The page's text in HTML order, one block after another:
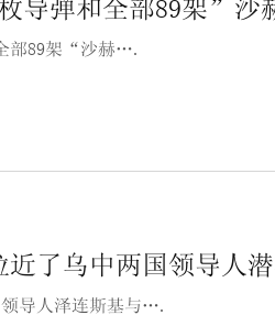
导弹和全部89架”
部89架“沙赫….
了乌中两国领导人
导人泽连斯基与….